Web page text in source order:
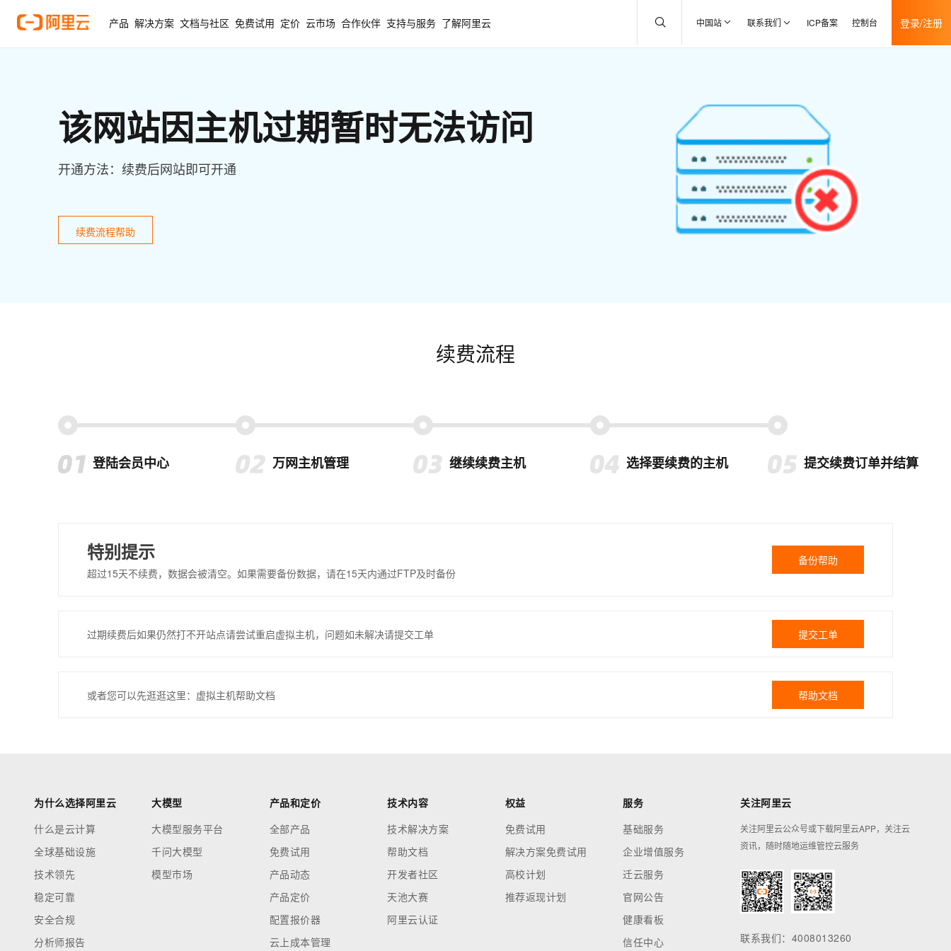
产品 解决方案 文档与社区 免费试用 定价 云市场 合作伙伴 支持与服务 了解阿里云 中国站 联系我们 ICP备案 控制台 登录/注册
该网站因主机过期暂时无法访问
开通方法：续费后网站即可开通
续费流程帮助
续费流程
登陆会员中心 万网主机管理 继续续费主机 选择要续费的主机 提交续费订单并结算
特别提示
超过15天不续费，数据会被清空。如果需要备份数据，请在15天内通过FTP及时备份
备份帮助
过期续费后如果仍然打不开站点请尝试重启虚拟主机，问题如未解决请提交工单 提交工单
或者您可以先逛逛这里：虚拟主机帮助文档 帮助文档